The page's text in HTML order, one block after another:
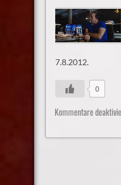
7.8.2012.
0
Kommentare